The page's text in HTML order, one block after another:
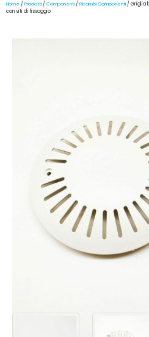
Home / Prodotti/ Componenti/ Ricambi Componenti/ Griglia
con viti di fissaggio